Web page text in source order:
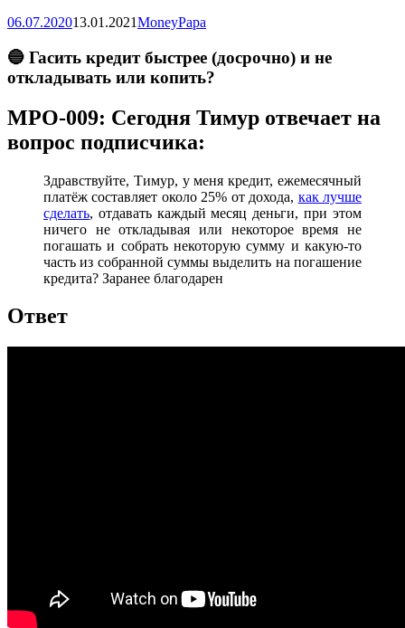
06.07.202013.01.2021MoneyPapa
🔵 Гасить кредит быстрее (досрочно) и не
откладывать или копить?
MPO-009: Сегодня Тимур отвечает на
вопрос подписчика:
Здравствуйте, Тимур, у меня кредит, ежемесячный
платёж составляет около 25% от дохода, как лучше
сделать, отдавать каждый месяц деньги, при этом
ничего не откладывая или некоторое время не
погашать и собрать некоторую сумму и какую-то
часть из собранной суммы выделить на погашение
кредита? Заранее благодарен
Ответ